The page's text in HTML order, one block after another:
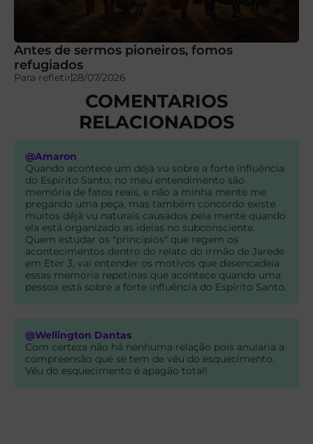
Antes de sermos pioneiros, fomos
refugiados
Para refletir28/07/2026
COMENTARIOS
RELACIONADOS
@Amaron
Quando acontece um déjà vu sobre a forte influência
do Espírito Santo, no meu entendimento são
memória de fatos reais, e não a minha mente me
pregando uma peça, mas também concordo existe
muitos déjà vu naturais causados pela mente quando
ela está organizado as ideias no subconsciente.
Quem estudar os "princípios" que regem os
acontecimentos dentro do relato do irmão de Jarede
em Eter 3, vai entender os motivos que desencadeia
essas memória repetinas que acontece quando uma
pessoa está sobre a forte influência do Espírito Santo.
@Wellington Dantas
Com certeza não há nenhuma relação pois anularia a
compreensão que se tem de véu do esquecimento.
Véu do esquecimento é apagão total!